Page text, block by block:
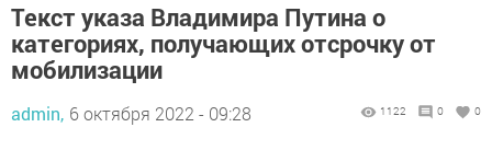
Текст указа Владимира Путина о
категориях, получающих отсрочку от
мобилизации
admin, 6 октября 2022 - 09:28 1122 0 0